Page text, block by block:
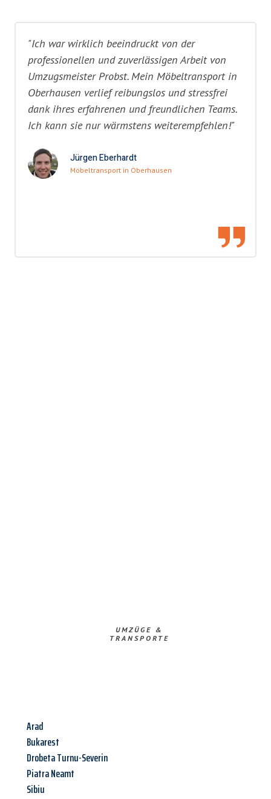
"Ich war wirklich beeindruckt von der
professionellen und zuverlässigen Arbeit von
Umzugsmeister Probst. Mein Möbeltransport in
Oberhausen verlief reibungslos und stressfrei
dank ihres erfahrenen und freundlichen Teams.
Ich kann sie nur wärmstens weiterempfehlen!"
Jürgen Eberhardt
Möbeltransport in Oberhausen
UMZÜGE &
TRANSPORTE
Arad
Bukarest
Drobeta Turnu-Severin
Piatra Neamt
Sibiu